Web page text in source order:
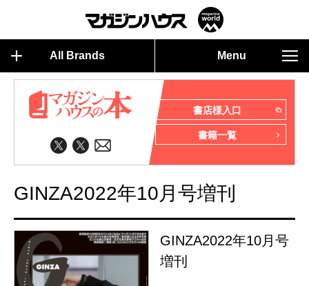
All Brands Menu
書店様入口
書籍一覧
GINZA2022年10月号増刊
GINZA2022年10月号
増刊